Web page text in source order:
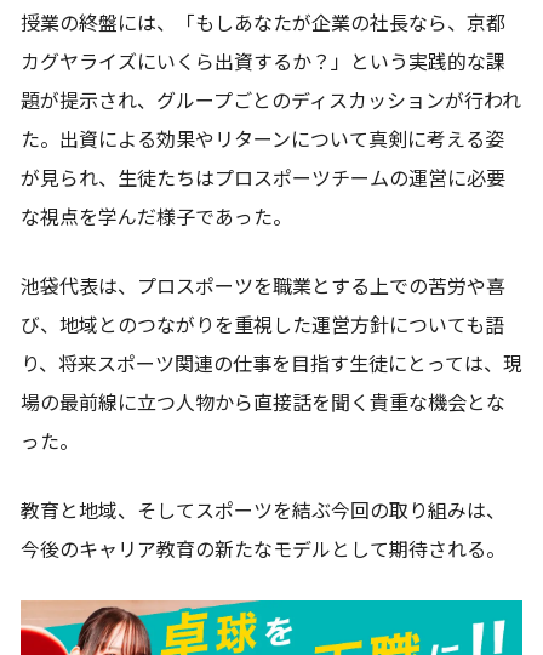
授業の終盤には、「もしあなたが企業の社長なら、京都
カグヤライズにいくら出資するか？」という実践的な課
題が提示され、グループごとのディスカッションが行われ
た。出資による効果やリターンについて真剣に考える姿
が見られ、生徒たちはプロスポーツチームの運営に必要
な視点を学んだ様子であった。
池袋代表は、プロスポーツを職業とする上での苦労や喜
び、地域とのつながりを重視した運営方針についても語
り、将来スポーツ関連の仕事を目指す生徒にとっては、現
場の最前線に立つ人物から直接話を聞く貴重な機会とな
った。
教育と地域、そしてスポーツを結ぶ今回の取り組みは、
今後のキャリア教育の新たなモデルとして期待される。